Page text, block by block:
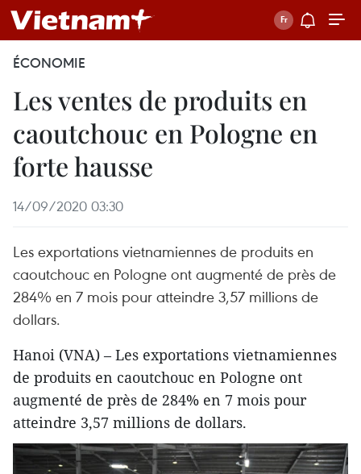
ÉCONOMIE
Les ventes de produits en
caoutchouc en Pologne en
forte hausse
14/09/2020 03:30
Les exportations vietnamiennes de produits en
caoutchouc en Pologne ont augmenté de près de
284% en 7 mois pour atteindre 3,57 millions de
dollars.
Hanoi (VNA) – Les exportations vietnamiennes
de produits en caoutchouc en Pologne ont
augmenté de près de 284% en 7 mois pour
atteindre 3,57 millions de dollars.